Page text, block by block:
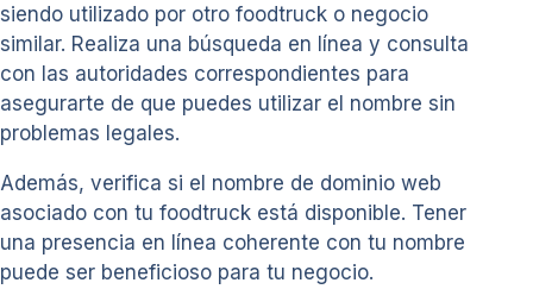
siendo utilizado por otro foodtruck o negocio
similar. Realiza una búsqueda en línea y consulta
con las autoridades correspondientes para
asegurarte de que puedes utilizar el nombre sin
problemas legales.
Además, verifica si el nombre de dominio web
asociado con tu foodtruck está disponible. Tener
una presencia en línea coherente con tu nombre
puede ser beneficioso para tu negocio.